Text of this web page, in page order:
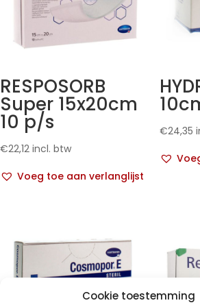
Cookie toestemming
RESPOSORB
Super 15x20cm
10 p/s
€22,12 incl. btw
Voeg toe aan verlanglijst
€24,35